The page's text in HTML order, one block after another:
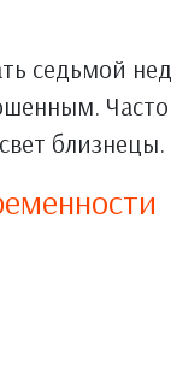
седьмой
близнецы.